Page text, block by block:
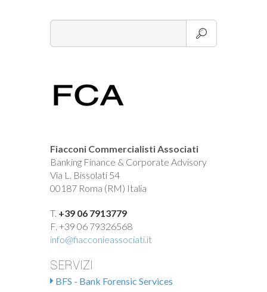
Fiacconi Commercialisti Associati
Banking Finance & Corporate Advisory
Via L. Bissolati 54
00187 Roma (RM) Italia
T. +39 06 7913779
F. +39 06 79326568
info@fiacconieassociati.it
SERVIZI
BFS - Bank Forensic Services